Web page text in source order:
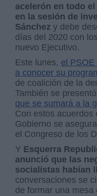
acelerón en todo
en la sesión de
Sánchez y debe
días del 2020 con
nuevo Ejecutivo.
Este lunes, el
a conocer su
de coalición de la
También se presentó
que se sumará a la
Con estos acuerdos
Gobierno se
el Congreso de los
Y Esquerra
anunció que las
socialistas habían
conversaciones se
de formar una mesa